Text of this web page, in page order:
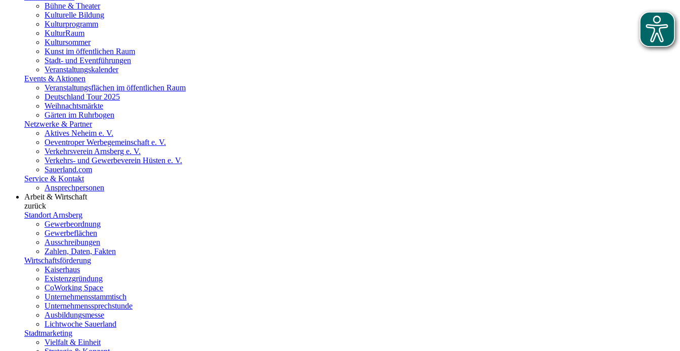
Bühne & Theater
Kulturelle Bildung
Kulturprogramm
KulturRaum
Kultursommer
Kunst im öffentlichen Raum
Stadt- und Eventführungen
Veranstaltungskalender
Events & Aktionen
Veranstaltungsflächen im öffentlichen Raum
Deutschland Tour 2025
Weihnachtsmärkte
Gärten im Ruhrbogen
Netzwerke & Partner
Aktives Neheim e. V.
Oeventroper Werbegemeinschaft e. V.
Verkehrsverein Arnsberg e. V.
Verkehrs- und Gewerbeverein Hüsten e. V.
Sauerland.com
Service & Kontakt
Ansprechpersonen
Arbeit & Wirtschaft
zurück
Standort Arnsberg
Gewerbeordnung
Gewerbeflächen
Ausschreibungen
Zahlen, Daten, Fakten
Wirtschaftsförderung
Kaiserhaus
Existenzgründung
CoWorking Space
Unternehmensstammtisch
Unternehmenssprechstunde
Ausbildungsmesse
Lichtwoche Sauerland
Stadtmarketing
Vielfalt & Einheit